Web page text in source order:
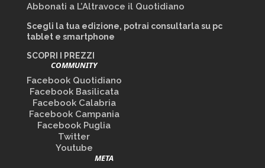
Abbonati a L’Altravoce il Quotidiano
Scegli la tua edizione, potrai consultarla su pc
tablet e smartphone
SCOPRI I PREZZI
COMMUNITY
Facebook Quotidiano
Facebook Basilicata
Facebook Calabria
Facebook Campania
Facebook Puglia
Twitter
Youtube
META